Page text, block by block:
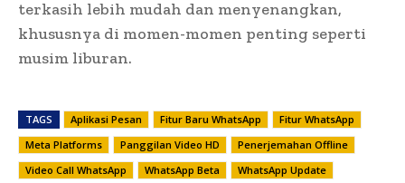
terkasih lebih mudah dan menyenangkan,
khususnya di momen-momen penting seperti
musim liburan.
TAGS Aplikasi Pesan Fitur Baru WhatsApp
Fitur WhatsApp
Meta Platforms
Panggilan Video HD
Penerjemahan Offline
Video Call WhatsApp
WhatsApp Beta WhatsApp Update